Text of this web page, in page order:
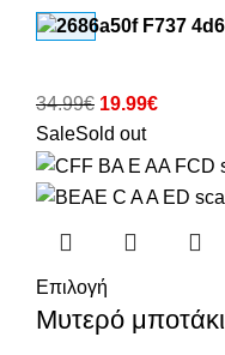
34.99€ 19.99€
SaleSold out
Επιλογή
Μυτερό